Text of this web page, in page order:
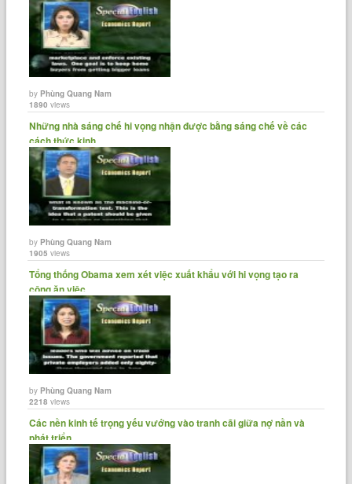
byPhùng Quang Nam
1890 views
Những nhà sáng chế hi vọng nhận được bằng sáng chế về các
cách thức kinh......
byPhùng Quang Nam
1905 views
Tổng thống Obama xem xét việc xuất khẩu với hi vọng tạo ra
công ăn việc......
byPhùng Quang Nam
2218 views
Các nền kinh tế trọng yếu vướng vào tranh cãi giữa nợ nần và
phát triển